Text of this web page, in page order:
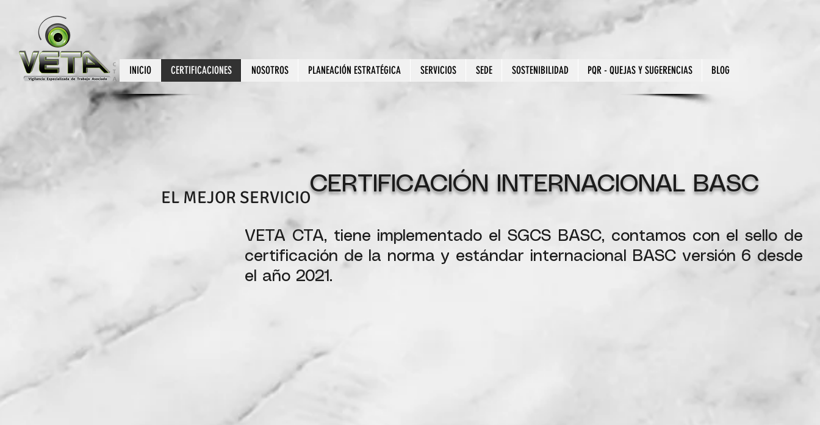
INICIO CERTIFICACIONES NOSOTROS PLANEACIÓN ESTRATÉGICA SERVICIOS SEDE SOSTENIBILIDAD PQR - QUEJAS Y SUGERENCIAS BLOG
EL MEJOR SERVICIO
CERTIFICACIÓN INTERNACIONAL BASC
VETA CTA, tiene implementado el SGCS BASC, contamos con el sello de
certificación de la norma y estándar internacional BASC versión 6 desde
el año 2021.